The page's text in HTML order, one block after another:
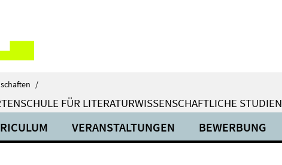
/
FÜR LITERATURWISSENSCHAFTLICHE STUDIEN
VERANSTALTUNGEN BEWERBUNG